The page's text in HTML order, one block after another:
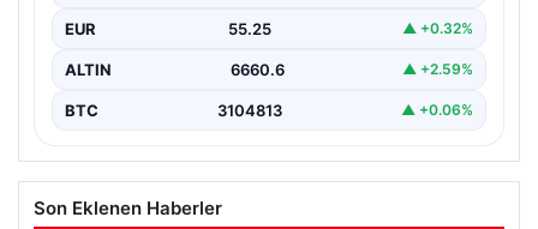
EUR 55.25 ▲ +0.32%
ALTIN 6660.6 ▲ +2.59%
BTC 3104813 ▲ +0.06%
Son Eklenen Haberler